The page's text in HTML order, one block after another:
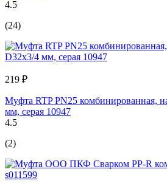
4.5
(24)
219 ₽
Муфта RTP PN25 комбинированная,
мм, серая 10947
4.5
(2)